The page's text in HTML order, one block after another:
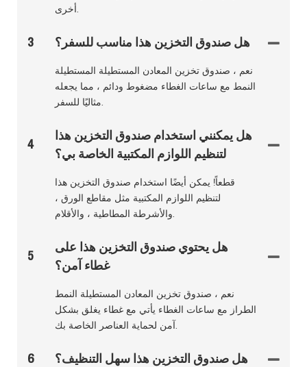
أخرى.
3 هل صندوق التخزين هذا مناسب للسفر؟
نعم ، صندوق تخزين المعادن المستطيلة المستطيلة
النمط مع ساعات الغطاء مضغوط ودائم ، مما يجعله
مثاليًا للسفر.
4
هل يمكنني استخدام صندوق التخزين هذا
لتنظيم اللوازم المكتبية الخاصة بي؟
قطعاً! يمكن أيضًا استخدام صندوق التخزين هذا
لتنظيم اللوازم المكتبية مثل مقاطع الورق ،
والأشرطة المطاطية ، والأقلام.
5
هل يحتوي صندوق التخزين هذا على
غطاء آمن؟
نعم ، صندوق تخزين المعادن المستطيلة النمط
الطراز مع ساعات الغطاء يأتي مع غطاء يغلق بشكل
آمن لحماية العناصر الخاصة بك.
6 هل صندوق التخزين هذا سهل التنظيف؟